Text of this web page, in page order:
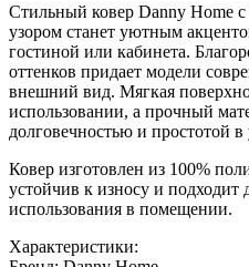
Стильный ковер Danny Home
узором станет уютным
гостиной или кабинета.
оттенков придает модели
внешний вид. Мягкая
использовании, а прочный
долговечностью и простотой в
Ковер изготовлен из 100%
устойчив к износу и подходит
использования в помещении.
Характеристики: